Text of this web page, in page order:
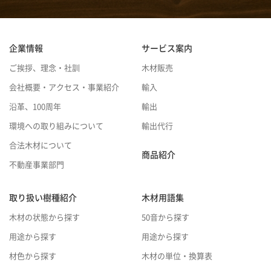
企業情報
ご挨拶、理念・社訓
会社概要・アクセス・事業紹介
沿革、100周年
環境への取り組みについて
合法木材について
不動産事業部門
サービス案内
木材販売
輸入
輸出
輸出代行
商品紹介
取り扱い樹種紹介
木材の状態から探す
用途から探す
材色から探す
木材用語集
50音から探す
用途から探す
木材の単位・換算表